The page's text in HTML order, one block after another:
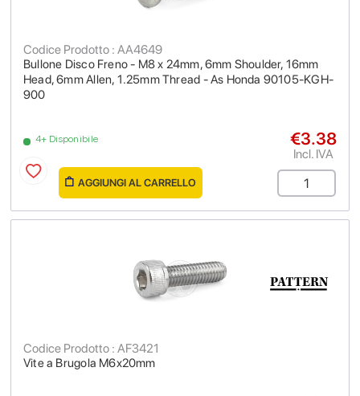
Bullone Disco Freno - M8 x 24mm, 6mm Shoulder, 16mm
Head, 6mm Allen, 1.25mm Thread - As Honda 90105-KGH-
900
Codice Prodotto : AA4649
4+ Disponibile €3.38
Incl. IVA
AGGIUNGI AL CARRELLO
Vite a Brugola M6x20mm
Codice Prodotto : AF3421